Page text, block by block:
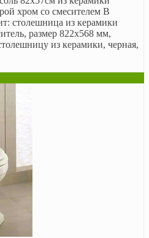
хром со смесителем В
столешница из керамики
размер 822х568 мм,
из керамики, черная,